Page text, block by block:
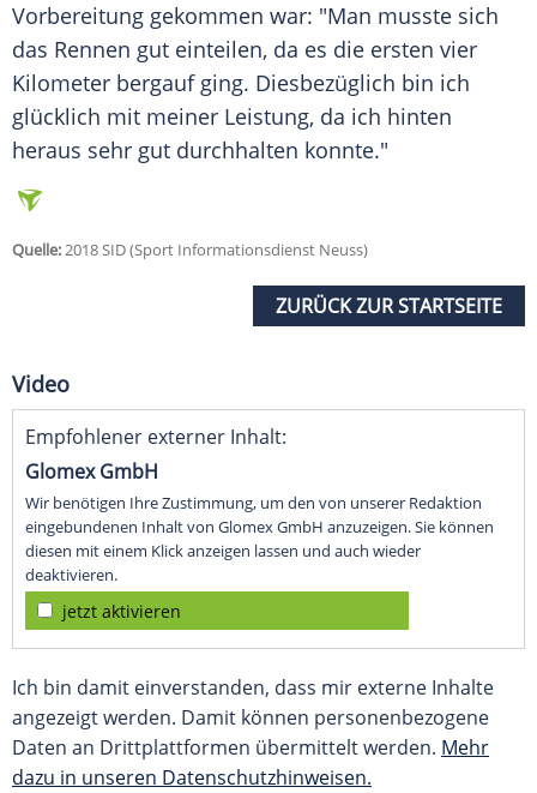
Vorbereitung gekommen war: "Man musste sich
das Rennen gut einteilen, da es die ersten vier
Kilometer bergauf ging. Diesbezüglich bin ich
glücklich mit meiner Leistung, da ich hinten
heraus sehr gut durchhalten konnte."
Quelle:2018 SID (Sport Informationsdienst Neuss)
ZURÜCK ZUR STARTSEITE
Video
Empfohlener externer Inhalt:
Glomex GmbH
Wir benötigen Ihre Zustimmung, um den von unserer Redaktion
eingebundenen Inhalt von Glomex GmbH anzuzeigen. Sie können
diesen mit einem Klick anzeigen lassen und auch wieder
deaktivieren.
jetzt aktivieren
Ich bin damit einverstanden, dass mir externe Inhalte
angezeigt werden. Damit können personenbezogene
Daten an Drittplattformen übermittelt werden. Mehr
dazu in unseren Datenschutzhinweisen.